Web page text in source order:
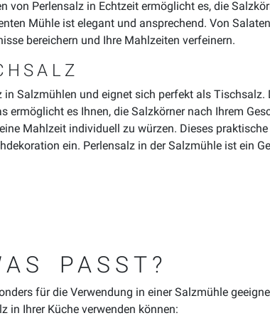
von Perlensalz in Echtzeit ermöglicht es, die
Mühle ist elegant und ansprechend. Von
bereichern und Ihre Mahlzeiten verfeinern.
Salzmühlen und eignet sich perfekt als
es Ihnen, die Salzkörner nach Ihrem
Mahlzeit individuell zu würzen. Dieses
ein. Perlensalz in der Salzmühle ist ein
PASST?
für die Verwendung in einer Salzmühle
in Ihrer Küche verwenden können: